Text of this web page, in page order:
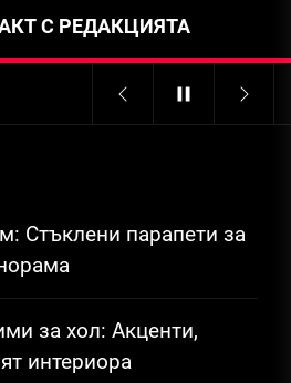
С РЕДАКЦИЯТА
Стъклени парапети за
за хол: Акценти,
интериора